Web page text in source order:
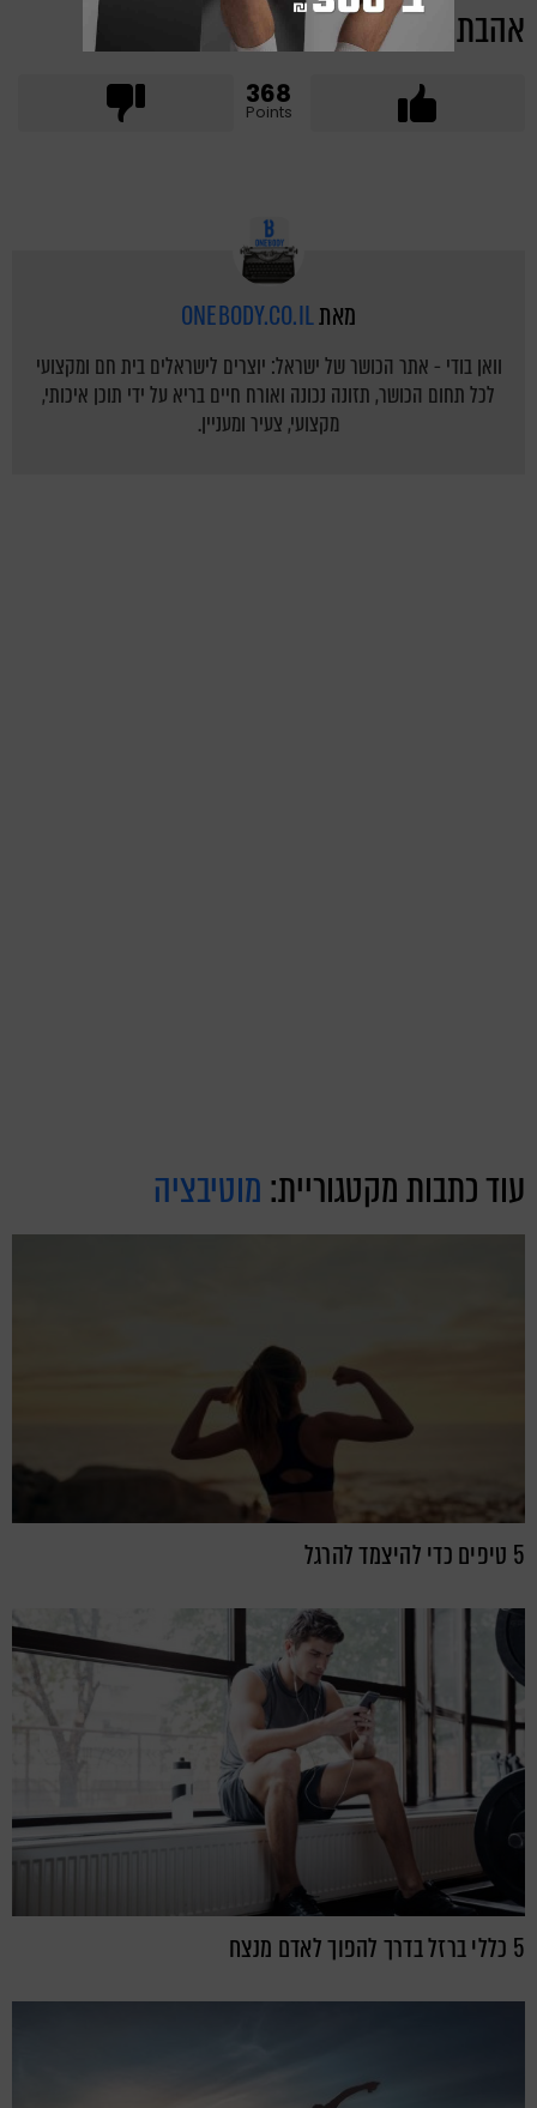
אהבת את הכתבה?
368
Points
מאתONEBODY.CO.IL
וואן בודי - אתר הכושר של ישראל: יוצרים לישראלים בית חם ומקצועי
לכל תחום הכושר, תזונה נכונה ואורח חיים בריא על ידי תוכן איכותי,
מקצועי, צעיר ומעניין.
עוד כתבות מקטגוריית: מוטיבציה
5 טיפים כדי להיצמד להרגל
5 כללי ברזל בדרך להפוך לאדם מנצח